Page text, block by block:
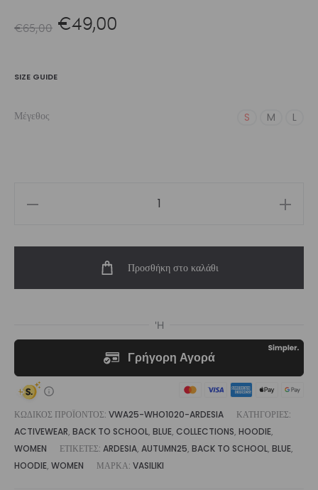
€65,00 Original
€49,00
SIZE GUIDE
Μέγεθος S M L
ποσότητα
Προσθήκη στο καλάθι
ΚΩΔΙΚΌΣ ΠΡΟΪΌΝΤΟΣ: VWA25-WHO1020-ARDESIA
ΚΑΤΗΓΟΡΊΕΣ:
ACTIVEWEAR, BACK TO SCHOOL, BLUE, COLLECTIONS, HOODIE,
WOMEN
ΕΤΙΚΈΤΕΣ: ARDESIA, AUTUMN25, BACK TO SCHOOL, BLUE,
HOODIE, WOMEN ΜΆΡΚΑ: VASILIKI